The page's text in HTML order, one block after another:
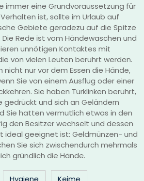
immer eine Grundvoraussetzung für
ist, sollte im Urlaub auf
Gebiete geradezu auf die Spitze
Rede ist vom Händewaschen und
unnötigen Kontaktes mit
von vielen Leuten berührt werden.
nicht nur vor dem Essen die Hände,
Sie von einem Ausflug oder einer
Sie haben Türklinken berührt,
gedrückt und sich an Geländern
Sie hatten vermutlich etwas in den
den Besitzer wechselt und dessen
ideal geeignet ist: Geldmünzen- und
Sie sich zwischendurch mehrmals
gründlich die Hände.
Hygiene Keime